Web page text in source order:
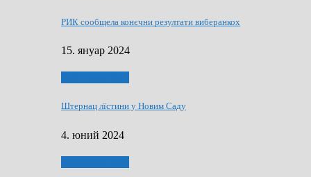
РИК сообщела конєчни резултати виберанкох
15. януар 2024
Штернац лїстини у Новим Саду
4. юний 2024